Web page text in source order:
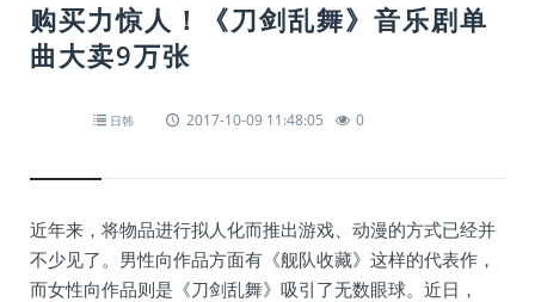
购买力惊人！《刀剑乱舞》音乐剧单
曲大卖9万张
日韩 2017-10-09 11:48:05 0
近年来，将物品进行拟人化而推出游戏、动漫的方式已经并
不少见了。男性向作品方面有《舰队收藏》这样的代表作，
而女性向作品则是《刀剑乱舞》吸引了无数眼球。近日，